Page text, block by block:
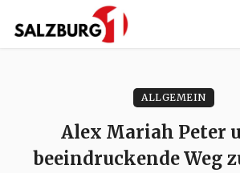
ALLGEMEIN
Alex Mariah Peter
beeindruckende Weg